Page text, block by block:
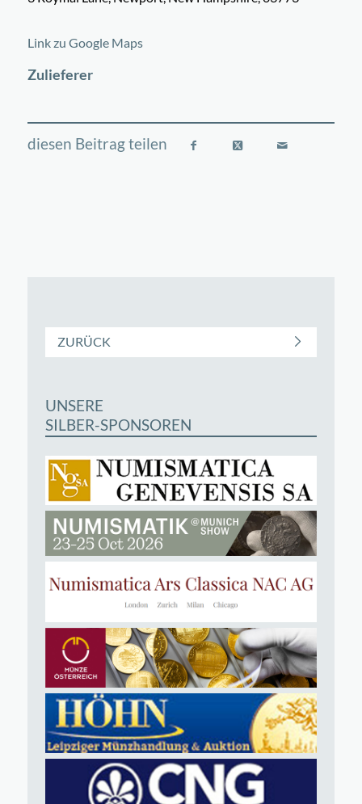
+
Link zu Google Maps
Zulieferer
ZURÜCK
UNSERE
SILBER-SPONSOREN